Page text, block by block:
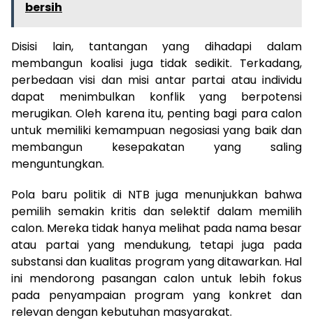
bersih
Disisi lain, tantangan yang dihadapi dalam
membangun koalisi juga tidak sedikit. Terkadang,
perbedaan visi dan misi antar partai atau individu
dapat menimbulkan konflik yang berpotensi
merugikan. Oleh karena itu, penting bagi para calon
untuk memiliki kemampuan negosiasi yang baik dan
membangun kesepakatan yang saling
menguntungkan.
Pola baru politik di NTB juga menunjukkan bahwa
pemilih semakin kritis dan selektif dalam memilih
calon. Mereka tidak hanya melihat pada nama besar
atau partai yang mendukung, tetapi juga pada
substansi dan kualitas program yang ditawarkan. Hal
ini mendorong pasangan calon untuk lebih fokus
pada penyampaian program yang konkret dan
relevan dengan kebutuhan masyarakat.